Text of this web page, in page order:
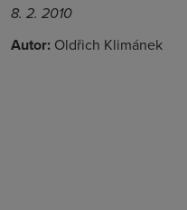
8. 2. 2010
Autor: Oldřich Klimánek